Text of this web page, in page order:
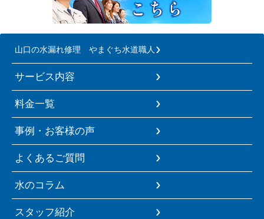
山口の水漏れ修理 やまぐち水道職人
サービス内容
料金一覧
事例・お客様の声
よくあるご質問
水のコラム
スタッフ紹介